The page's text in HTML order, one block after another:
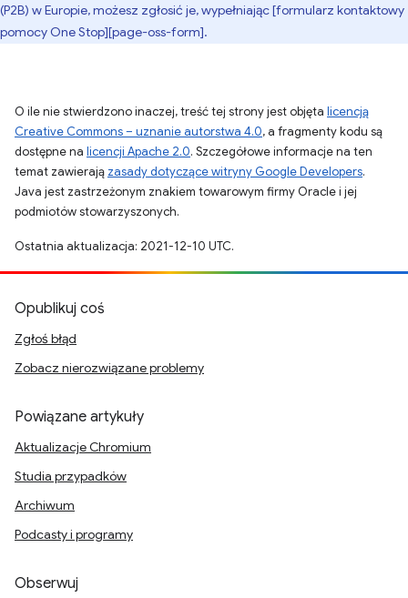
(P2B) w Europie, możesz zgłosić je, wypełniając [formularz kontaktowy
pomocy One Stop][page-oss-form].
O ile nie stwierdzono inaczej, treść tej strony jest objęta licencją
Creative Commons – uznanie autorstwa 4.0, a fragmenty kodu są
dostępne na licencji Apache 2.0. Szczegółowe informacje na ten
temat zawierają zasady dotyczące witryny Google Developers.
Java jest zastrzeżonym znakiem towarowym firmy Oracle i jej
podmiotów stowarzyszonych.
Ostatnia aktualizacja: 2021-12-10 UTC.
Opublikuj coś
Zgłoś błąd
Zobacz nierozwiązane problemy
Powiązane artykuły
Aktualizacje Chromium
Studia przypadków
Archiwum
Podcasty i programy
Obserwuj